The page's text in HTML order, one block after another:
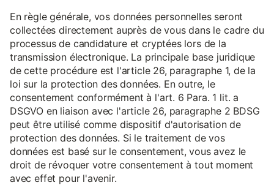
En règle générale, vos données personnelles seront
collectées directement auprès de vous dans le cadre du
processus de candidature et cryptées lors de la
transmission électronique. La principale base juridique
de cette procédure est l'article 26, paragraphe 1, de la
loi sur la protection des données. En outre, le
consentement conformément à l'art. 6 Para. 1 lit. a
DSGVO en liaison avec l'article 26, paragraphe 2 BDSG
peut être utilisé comme dispositif d'autorisation de
protection des données. Si le traitement de vos
données est basé sur le consentement, vous avez le
droit de révoquer votre consentement à tout moment
avec effet pour l'avenir.